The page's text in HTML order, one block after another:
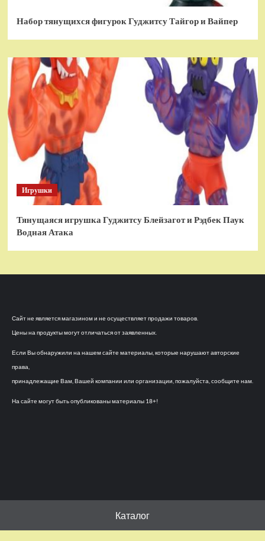
Набор тянущихся фигурок Гуджитсу Тайгор и Вайпер
Игрушки
Тянущаяся игрушка Гуджитсу Блейзагот и Рэдбек Паук
Водная Атака
Сайт не является магазином и не осуществляет продажи товаров.
Цены на продукты могут отличаться от заявленных.
Если Вы обнаружили на нашем сайте материалы, которые нарушают авторские
права,
принадлежащие Вам, Вашей компании или организации, пожалуйста, сообщите нам.
На сайте могут быть опубликованы материалы 18+!
Каталог